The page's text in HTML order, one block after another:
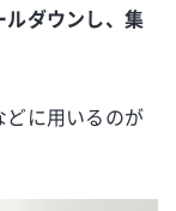
ダウンし、集
に用いるのが